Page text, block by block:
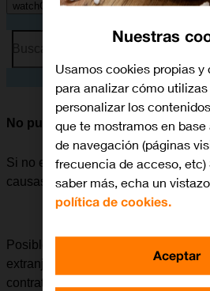
watchOS 10
No puedo realizar llamadas
Si no es posible realizar llamadas,
causas posibles al problema.
Posible causa 4 de 7:
Para realizar
extranjero, la itinerancia tiene que
contrato.
Nuestras
Usamos cookies propias y
para analizar cómo
personalizar los
que te mostramos en
de navegación (páginas
frecuencia de acceso, etc)
saber más, echa un
política de cookies.
Aceptar